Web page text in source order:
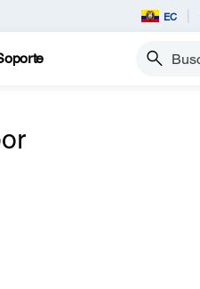
EC
Buscar